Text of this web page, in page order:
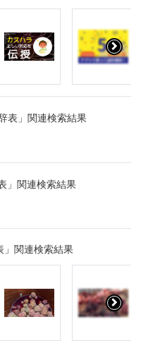
表」関連検索結果
」関連検索結果
」関連検索結果